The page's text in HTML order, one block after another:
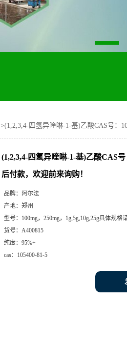
>(1,2,3,4-四氢异喹啉-1-基)乙酸CAS号：
(1,2,3,4-四氢异喹啉-1-基)乙酸CAS
后付款，欢迎前来询购！
品牌：
阿尔法
产地： 郑州
型号： 100mg，250mg，1g,5g,10g,25g具体规
货号： A400815
纯度： 95%+
cas： 105400-81-5